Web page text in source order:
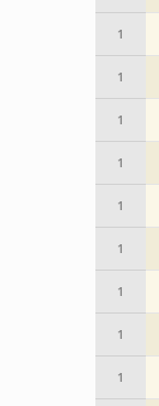
1
1
1
1
1
1
1
1
1